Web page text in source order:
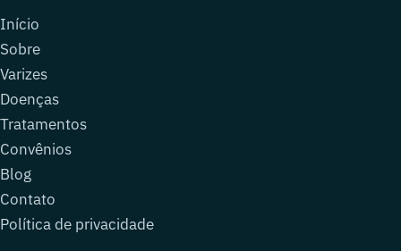
Início
Sobre
Varizes
Doenças
Tratamentos
Convênios
Blog
Contato
Política de privacidade